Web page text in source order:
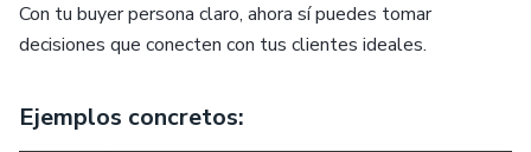
Con tu buyer persona claro, ahora sí puedes tomar
decisiones que conecten con tus clientes ideales.
Ejemplos concretos: